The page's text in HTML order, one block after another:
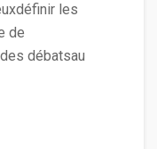
les
de
débatsau